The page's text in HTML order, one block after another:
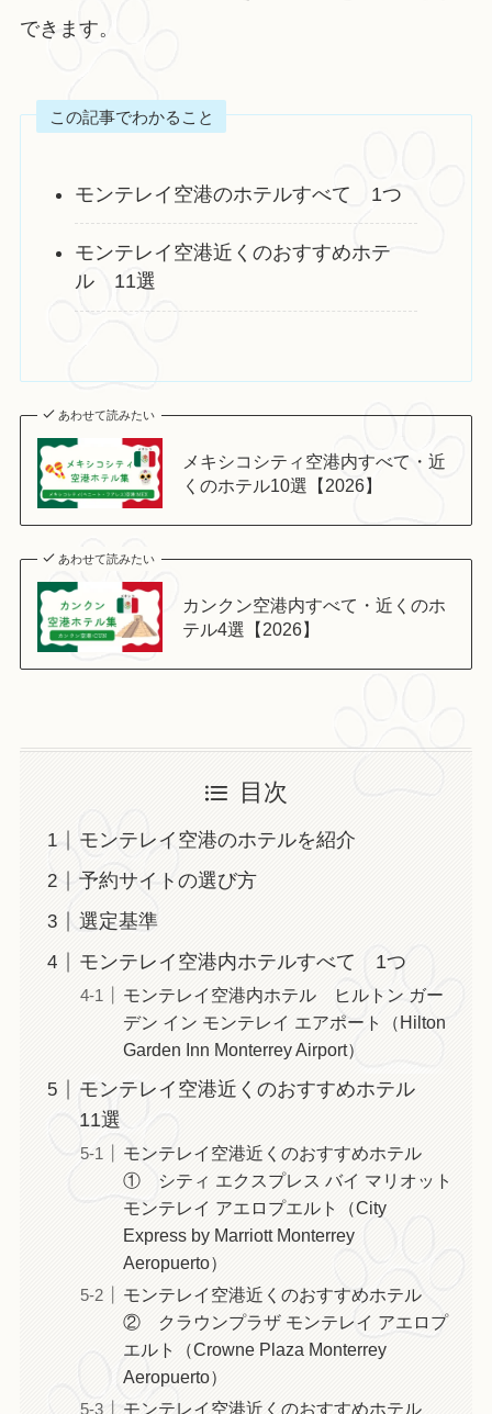
できます。
この記事でわかること
モンテレイ空港のホテルすべて 1つ
モンテレイ空港近くのおすすめホテ
ル 11選
あわせて読みたい
メキシコシティ空港内すべて・近
くのホテル10選【2026】
あわせて読みたい
カンクン空港内すべて・近くのホ
テル4選【2026】
目次
モンテレイ空港のホテルを紹介
予約サイトの選び方
選定基準
モンテレイ空港内ホテルすべて 1つ
モンテレイ空港内ホテル ヒルトン ガー
デン イン モンテレイ エアポート（Hilton
Garden Inn Monterrey Airport）
モンテレイ空港近くのおすすめホテル
11選
モンテレイ空港近くのおすすめホテル
① シティ エクスプレス バイ マリオット
モンテレイ アエロプエルト（City
Express by Marriott Monterrey
Aeropuerto）
モンテレイ空港近くのおすすめホテル
② クラウンプラザ モンテレイ アエロプ
エルト（Crowne Plaza Monterrey
Aeropuerto）
モンテレイ空港近くのおすすめホテル